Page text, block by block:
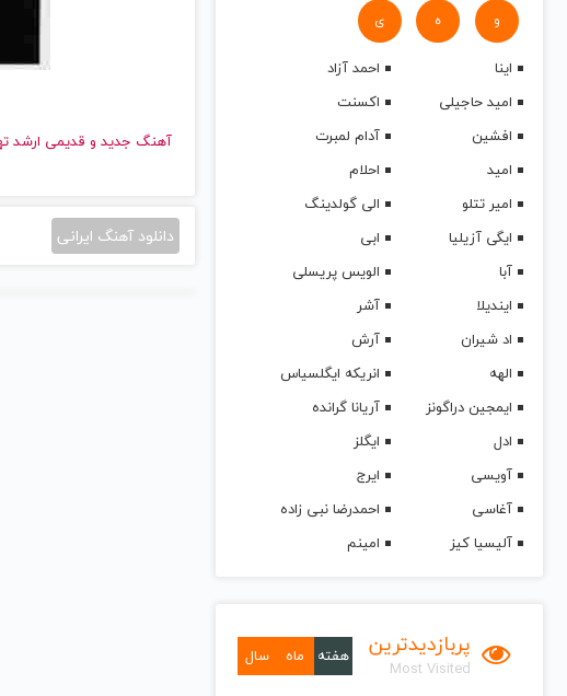
و ه ی
اینا
احمد آزاد
امید حاجیلی
اکسنت
افشین
آدام لمبرت
امید
احلام
امیر تتلو
الی گولدینگ
ایگی آزیلیا
ابی
آبا
الویس پریسلی
ایندیلا
آشر
اد شیران
آرش
الهه
انریکه ایگلسیاس
ایمجین دراگونز
آریانا گرانده
ادل
ایگلز
آویسی
ایرج
آغاسی
احمدرضا نبی زاده
آلیسیا کیز
امینم
پربازدیدترین
Most Visited
هفته ماه سال
آهنگ جدید
دانلود آهنگ ایرانی